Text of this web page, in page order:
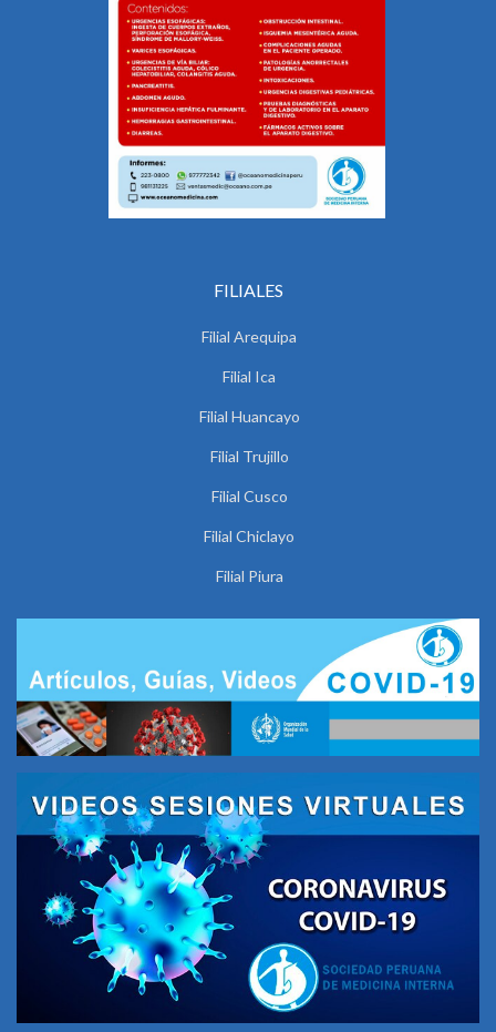
FILIALES
Filial Arequipa
Filial Ica
Filial Huancayo
Filial Trujillo
Filial Cusco
Filial Chiclayo
Filial Piura